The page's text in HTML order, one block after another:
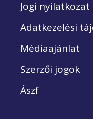
Jogi nyilatkozat
Adatkezelési
Médiaajánlat
Szerzői jogok
Ászf